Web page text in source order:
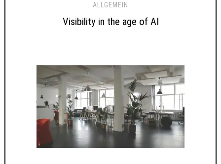
ALLGEMEIN
Visibility in the age of AI